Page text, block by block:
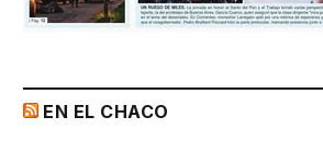
EN EL CHACO